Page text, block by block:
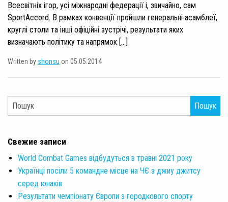
Всесвітніх ігор, усі міжнародні федерації і, звичайно, сам
SportAccord. В рамках конвенції пройшли генеральні асамблеї,
круглі столи та інші офіційні зустрічі, результати яких
визначають політику та напрямок […]
Written by shonsu on 05.05.2014
Пошук
Свежие записи
World Combat Games відбудуться в травні 2021 року
Українці посіли 5 командне місце на ЧЄ з джиу джитсу
серед юнаків
Результати чемпіонату Європи з городкового спорту